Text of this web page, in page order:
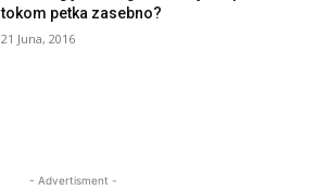
tokom petka zasebno?
21 Juna, 2016
- Advertisment -